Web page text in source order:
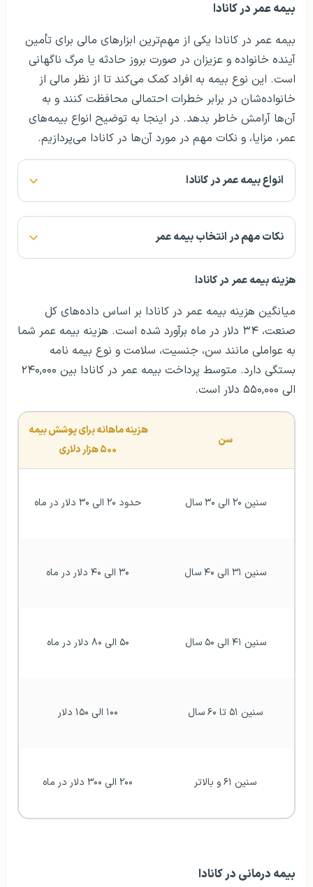
بیمه عمر در کانادا
بیمه عمر در کانادا یکی از مهم‌ترین ابزارهای مالی برای تأمین
آینده خانواده و عزیزان در صورت بروز حادثه یا مرگ ناگهانی
است. این نوع بیمه به افراد کمک می‌کند تا از نظر مالی از
خانواده‌شان در برابر خطرات احتمالی محافظت کنند و به
آن‌ها آرامش خاطر بدهد. در اینجا به توضیح انواع بیمه‌های
عمر، مزایا، و نکات مهم در مورد آن‌ها در کانادا می‌پردازیم.
انواع بیمه عمر در کانادا
نکات مهم در انتخاب بیمه عمر
هزینه بیمه عمر در کانادا
میانگین هزینه بیمه عمر در کانادا بر اساس داده‌های کل
صنعت، ۳۴ دلار در ماه برآورد شده است. هزینه بیمه عمر شما
به عواملی مانند سن، جنسیت، سلامت و نوع بیمه نامه
بستگی دارد. متوسط ​​پرداخت بیمه عمر در کانادا بین ۲۴۰,۰۰۰
الی ۵۵۰,۰۰۰ دلار است.
سن
۵۰۰ هزار دلاری
سنین ۲۰ الی ۳۰ سال حدود ۲۰ الی ۳۰ دلار در ماه
سنین ۳۱ الی ۴۰ سال ۳۰ الی ۴۰ دلار در ماه
سنین ۴۱ الی ۵۰ سال ۵۰ الی ۸۰ دلار در ماه
سنین ۵۱ تا ۶۰ سال ۱۰۰ الی ۱۵۰ دلار
سنین ۶۱ و بالاتر ۲۰۰ الی ۳۰۰ دلار در ماه
بیمه درمانی در کانادا